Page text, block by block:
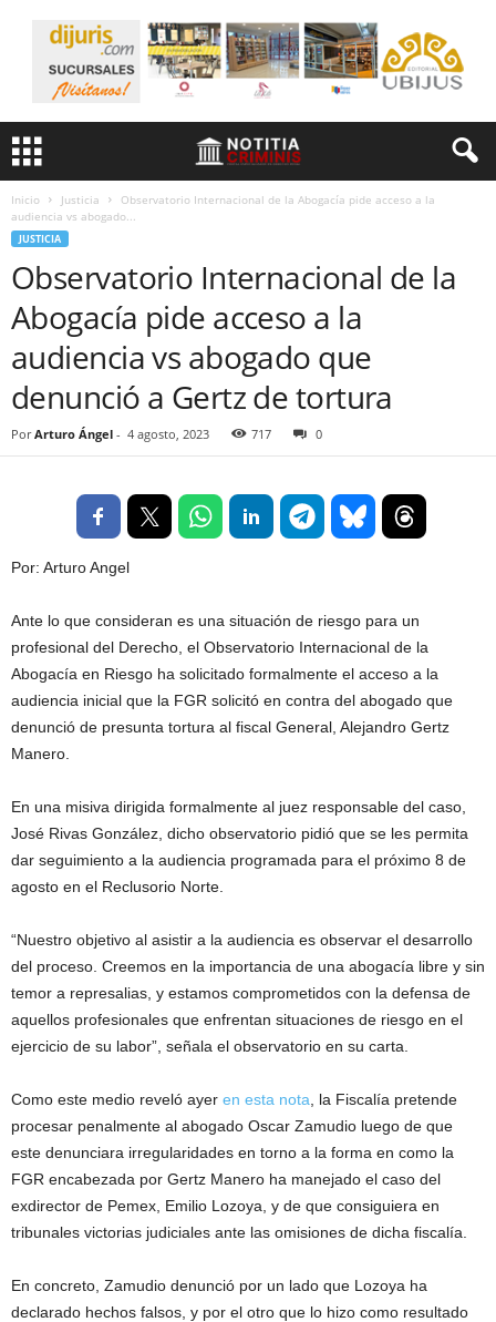
Inicio Justicia
Observatorio Internacional de la Abogacía pide acceso a la
audiencia vs abogado...
JUSTICIA
Observatorio Internacional de la
Abogacía pide acceso a la
audiencia vs abogado que
denunció a Gertz de tortura
Por Arturo Ángel - 4 agosto, 2023 717 0
Por: Arturo Angel
Ante lo que consideran es una situación de riesgo para un
profesional del Derecho, el Observatorio Internacional de la
Abogacía en Riesgo ha solicitado formalmente el acceso a la
audiencia inicial que la FGR solicitó en contra del abogado que
denunció de presunta tortura al fiscal General, Alejandro Gertz
Manero.
En una misiva dirigida formalmente al juez responsable del caso,
José Rivas González, dicho observatorio pidió que se les permita
dar seguimiento a la audiencia programada para el próximo 8 de
agosto en el Reclusorio Norte.
“Nuestro objetivo al asistir a la audiencia es observar el desarrollo
del proceso. Creemos en la importancia de una abogacía libre y sin
temor a represalias, y estamos comprometidos con la defensa de
aquellos profesionales que enfrentan situaciones de riesgo en el
ejercicio de su labor”, señala el observatorio en su carta.
Como este medio reveló ayer en esta nota , la Fiscalía pretende
procesar penalmente al abogado Oscar Zamudio luego de que
este denunciara irregularidades en torno a la forma en como la
FGR encabezada por Gertz Manero ha manejado el caso del
exdirector de Pemex, Emilio Lozoya, y de que consiguiera en
tribunales victorias judiciales ante las omisiones de dicha fiscalía.
En concreto, Zamudio denunció por un lado que Lozoya ha
declarado hechos falsos, y por el otro que lo hizo como resultado